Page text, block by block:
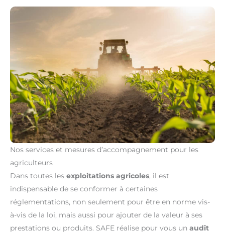
Nos services et mesures d’accompagnement pour les
agriculteurs
Dans toutes les exploitations agricoles, il est
indispensable de se conformer à certaines
réglementations, non seulement pour être en norme vis-
à-vis de la loi, mais aussi pour ajouter de la valeur à ses
prestations ou produits. SAFE réalise pour vous un audit